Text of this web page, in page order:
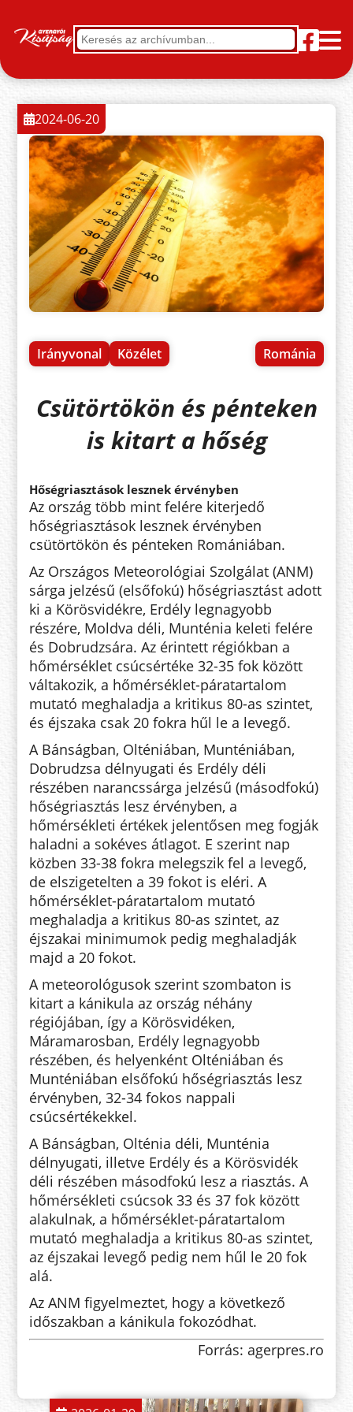
Irányvonal Közélet Románia
2024-06-20
Csütörtökön és pénteken
is kitart a hőség
Hőségriasztások lesznek érvényben
Az ország több mint felére kiterjedő
hőségriasztások lesznek érvényben
csütörtökön és pénteken Romániában.
Az Országos Meteorológiai Szolgálat (ANM)
sárga jelzésű (elsőfokú) hőségriasztást adott
ki a Körösvidékre, Erdély legnagyobb
részére, Moldva déli, Munténia keleti felére
és Dobrudzsára. Az érintett régiókban a
hőmérséklet csúcsértéke 32-35 fok között
váltakozik, a hőmérséklet-páratartalom
mutató meghaladja a kritikus 80-as szintet,
és éjszaka csak 20 fokra hűl le a levegő.
A Bánságban, Olténiában, Munténiában,
Dobrudzsa délnyugati és Erdély déli
részében narancssárga jelzésű (másodfokú)
hőségriasztás lesz érvényben, a
hőmérsékleti értékek jelentősen meg fogják
haladni a sokéves átlagot. E szerint nap
közben 33-38 fokra melegszik fel a levegő,
de elszigetelten a 39 fokot is eléri. A
hőmérséklet-páratartalom mutató
meghaladja a kritikus 80-as szintet, az
éjszakai minimumok pedig meghaladják
majd a 20 fokot.
A meteorológusok szerint szombaton is
kitart a kánikula az ország néhány
régiójában, így a Körösvidéken,
Máramarosban, Erdély legnagyobb
részében, és helyenként Olténiában és
Munténiában elsőfokú hőségriasztás lesz
érvényben, 32-34 fokos nappali
csúcsértékekkel.
A Bánságban, Olténia déli, Munténia
délnyugati, illetve Erdély és a Körösvidék
déli részében másodfokú lesz a riasztás. A
hőmérsékleti csúcsok 33 és 37 fok között
alakulnak, a hőmérséklet-páratartalom
mutató meghaladja a kritikus 80-as szintet,
az éjszakai levegő pedig nem hűl le 20 fok
alá.
Az ANM figyelmeztet, hogy a következő
időszakban a kánikula fokozódhat.
Forrás: agerpres.ro